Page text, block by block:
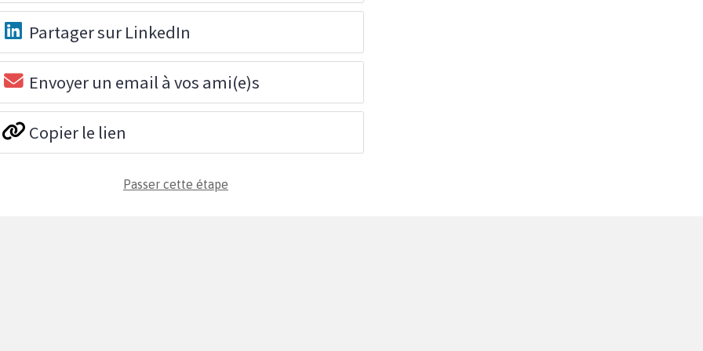
Partager sur LinkedIn
Envoyer un email à vos ami(e)s
Copier le lien
Passer cette étape